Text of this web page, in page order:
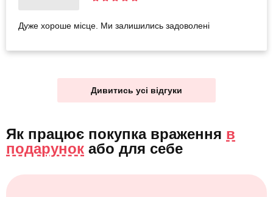
Дуже хороше місце. Ми залишились задоволені
Дивитись усі відгуки
Як працює покупка враження в
подарунок або для себе